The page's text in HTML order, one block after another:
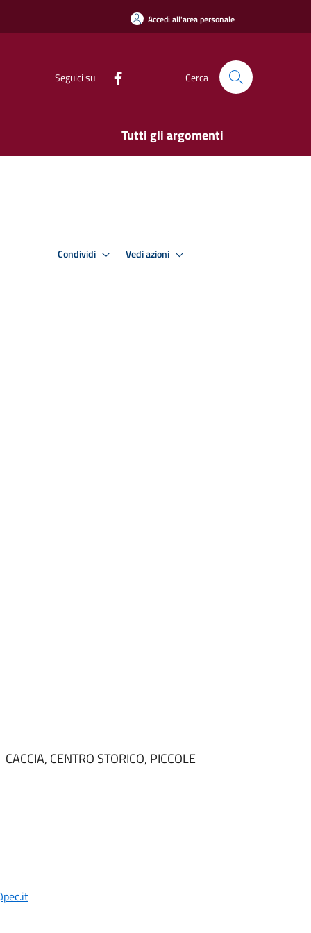
Accedi all'area personale
Seguici su Cerca
Tutti gli argomenti
Condividi Vedi azioni
CACCIA, CENTRO STORICO, PICCOLE